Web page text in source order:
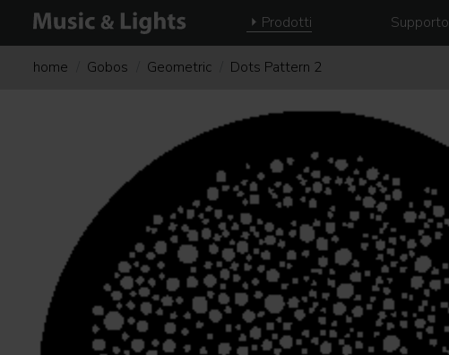
Prodotti Supporto
home Gobos Geometric Dots Pattern 2